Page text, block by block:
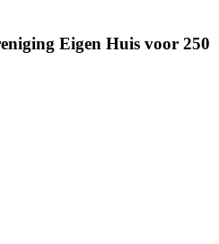
Eigen Huis voor 250